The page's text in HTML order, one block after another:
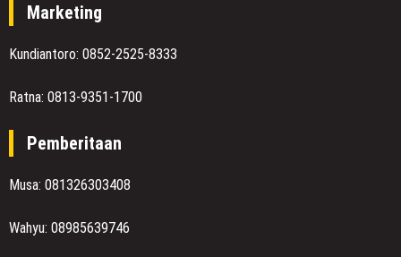
Marketing
Kundiantoro: 0852-2525-8333
Ratna: 0813-9351-1700
Pemberitaan
Musa: 081326303408
Wahyu: 08985639746